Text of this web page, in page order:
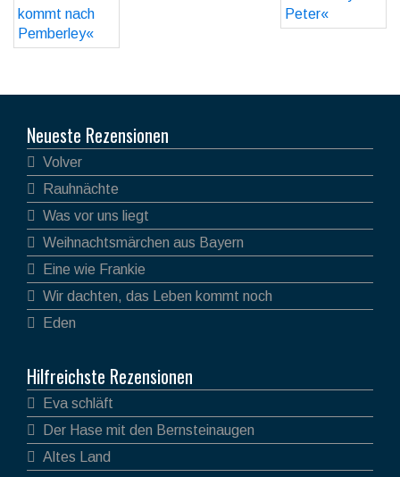
Neueste Rezensionen
Volver
Rauhnächte
Was vor uns liegt
Weihnachtsmärchen aus Bayern
Eine wie Frankie
Wir dachten, das Leben kommt noch
Eden
Hilfreichste Rezensionen
Eva schläft
Der Hase mit den Bernsteinaugen
Altes Land